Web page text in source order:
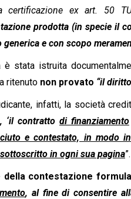
certificazione ex art. 50
prodotta (in specie il
generica e con scopo
è stata istruita
ritenuto non provato “il
infatti, la società
, ‘il contratto di finanziamento
e contestato, in modo
in ogni sua pagina”.
contestazione
, al fine di consentire